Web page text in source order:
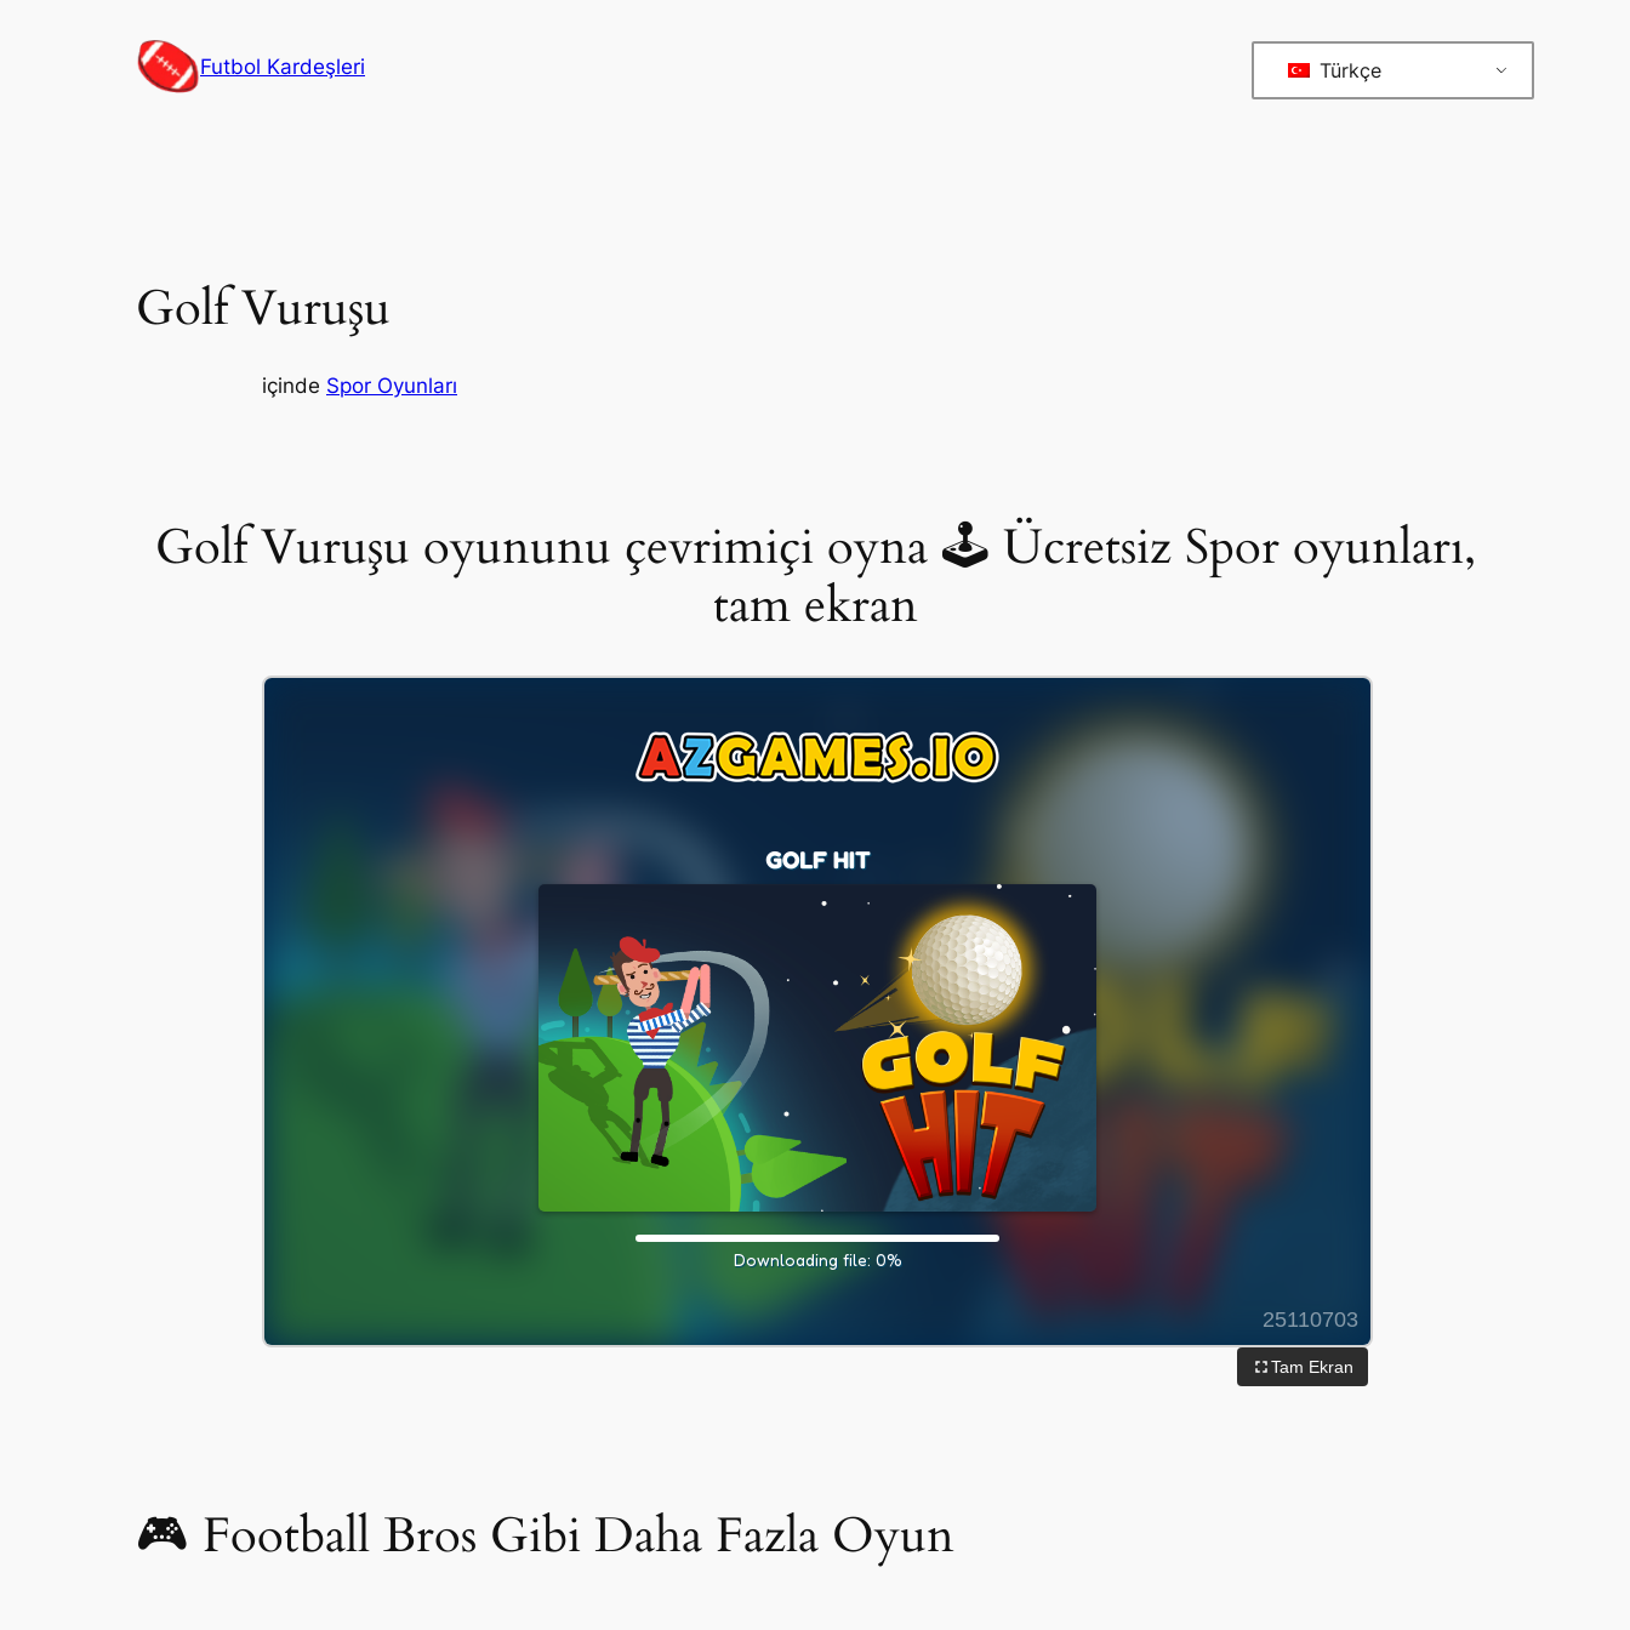
Futbol Kardeşleri Türkçe
Golf Vuruşu
içinde Spor Oyunları
Golf Vuruşu oyununu çevrimiçi oyna 🕹 Ücretsiz Spor oyunları,
tam ekran
Tam Ekran
🎮 Football Bros Gibi Daha Fazla Oyun